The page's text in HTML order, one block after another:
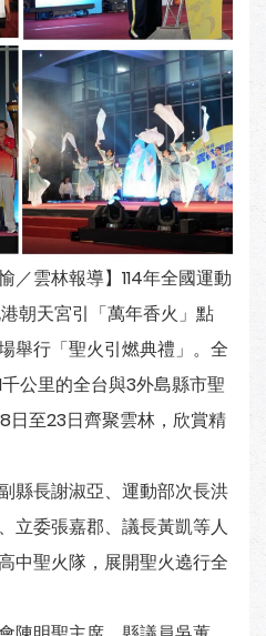
雲林報導】114年全國運動
朝天宮引「萬年香火」點
舉行「聖火引燃典禮」。全
公里的全台與3外島縣市聖
日至23日齊聚雲林，欣賞精
縣長謝淑亞、運動部次長洪
立委張嘉郡、議長黃凱等人
中聖火隊，展開聖火遶行全